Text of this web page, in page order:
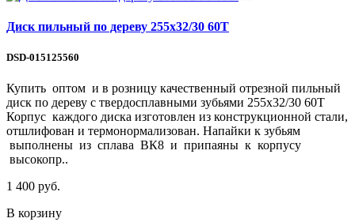
Диск пильный по дереву 255х32/30 60Т
DSD-015125560
Купить оптом и в розницу качественный отрезной пильный
диск по дереву с твердосплавными зубьями 255х32/30 60Т
Корпус каждого диска изготовлен из конструкционной стали,
отшлифован и термонормализован. Напайки к зубьям
выполнены из сплава ВК8 и припаяны к корпусу
высокопр..
1 400 руб.
В корзину